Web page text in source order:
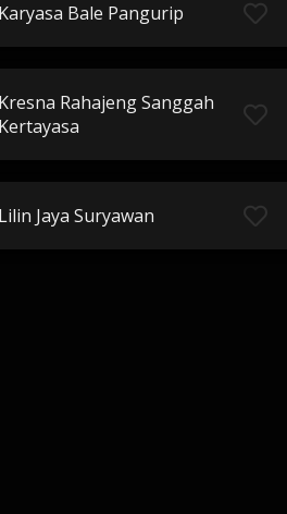
Karyasa Bale Pangurip
Kresna Rahajeng Sanggah
Kertayasa
Lilin Jaya Suryawan